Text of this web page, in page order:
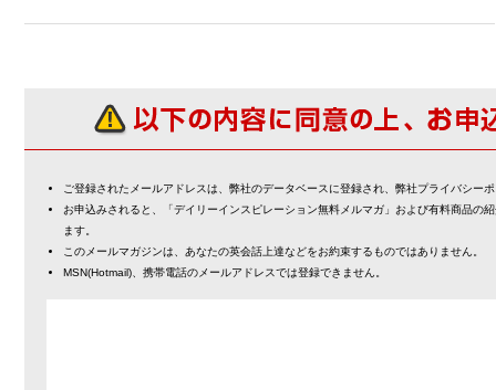
ご登録されたメールアドレスは、弊社のデータベースに登録され、弊社プライバシー
お申込みされると、「デイリーインスピレーション無料メルマガ」および有料商品の
ます。
このメールマガジンは、あなたの英会話上達などをお約束するものではありません。
MSN(Hotmail)、携帯電話のメールアドレスでは登録できません。